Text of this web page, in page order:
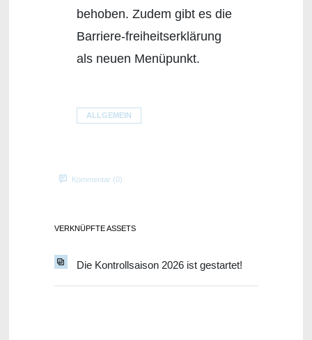
behoben. Zudem gibt es die
Barriere-freiheitserklärung
als neuen Menüpunkt.
ALLGEMEIN
Kommentar (0)
VERKNÜPFTE ASSETS
Die Kontrollsaison 2026 ist gestartet!